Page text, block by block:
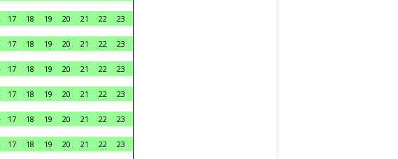
17 18 19 20 21 22
23
17 18 19 20 21 22
23
17 18 19 20 21 22
23
17 18 19 20 21 22
23
17 18 19 20 21 22
23
17 18 19 20 21 22
23